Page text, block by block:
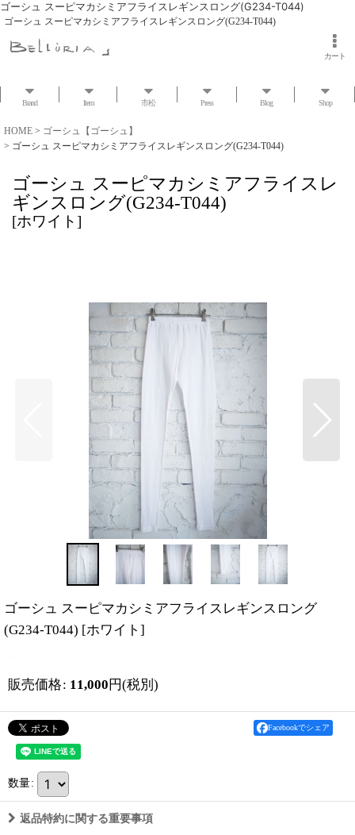
ゴーシュ スーピマカシミアフライスレギンスロング(G234-T044)
ゴーシュ スーピマカシミアフライスレギンスロング(G234-T044)
カート
Brand Item 市松 Press Blog Shop
HOME > ゴーシュ【ゴーシュ】
> ゴーシュ スーピマカシミアフライスレギンスロング(G234-T044)
ゴーシュ スーピマカシミアフライスレ
ギンスロング(G234-T044)
[ホワイト]
ゴーシュ スーピマカシミアフライスレギンスロング
(G234-T044) [ホワイト ]
販売価格: 11,000 円(税別)
Facebookでシェア
数量:
返品特約に関する重要事項